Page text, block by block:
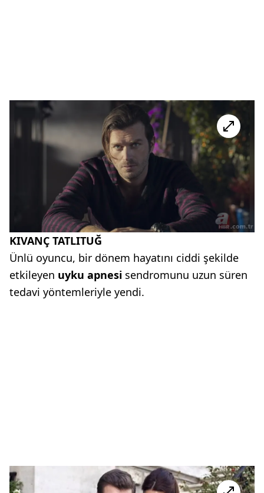
KIVANÇ TATLITUĞ
Ünlü oyuncu, bir dönem hayatını ciddi şekilde
etkileyen uyku apnesi sendromunu uzun süren
tedavi yöntemleriyle yendi.